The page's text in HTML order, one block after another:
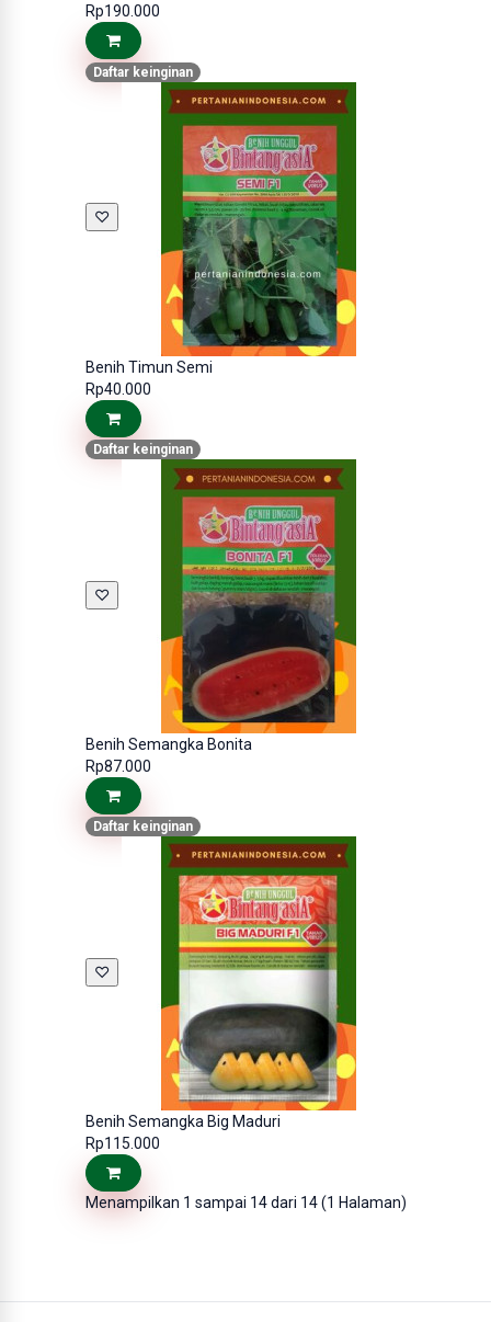
Rp190.000
Daftar keinginan
♡
Benih Timun Semi
Rp40.000
Daftar keinginan
♡
Benih Semangka Bonita
Rp87.000
Daftar keinginan
♡
Benih Semangka Big Maduri
Rp115.000
Menampilkan 1 sampai 14 dari 14 (1 Halaman)